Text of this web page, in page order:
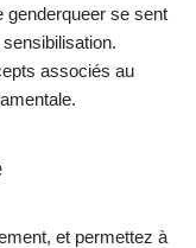
genderqueer se sent
associés au
et permettez à